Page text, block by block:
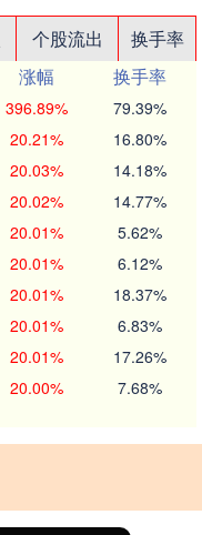
个股流出
换手率
涨幅
换手率
396.89% 79.39%
20.21% 16.80%
20.03% 14.18%
20.02% 14.77%
20.01% 5.62%
20.01% 6.12%
20.01% 18.37%
20.01% 6.83%
20.01% 17.26%
20.00% 7.68%